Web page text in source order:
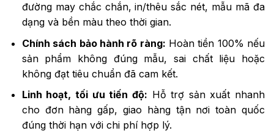
đường may chắc chắn, in/thêu sắc nét, mẫu mã đa
dạng và bền màu theo thời gian.
Chính sách bảo hành rõ ràng: Hoàn tiền 100% nếu
sản phẩm không đúng mẫu, sai chất liệu hoặc
không đạt tiêu chuẩn đã cam kết.
Linh hoạt, tối ưu tiến độ: Hỗ trợ sản xuất nhanh
cho đơn hàng gấp, giao hàng tận nơi toàn quốc
đúng thời hạn với chi phí hợp lý.